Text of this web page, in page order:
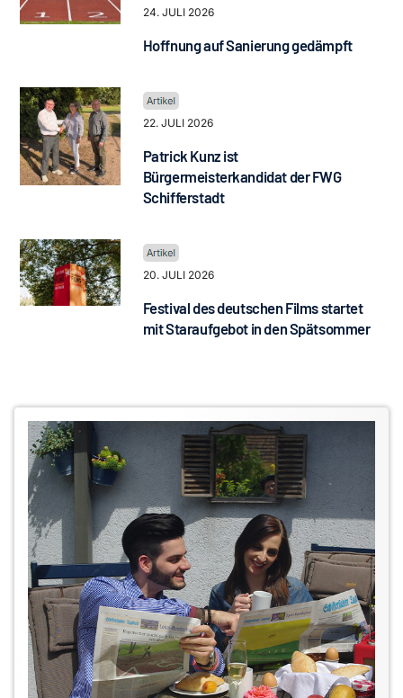
24. JULI 2026
Hoffnung auf Sanierung gedämpft
22. JULI 2026
Patrick Kunz ist
Bürgermeisterkandidat der FWG
Schifferstadt
20. JULI 2026
Festival des deutschen Films startet
mit Staraufgebot in den Spätsommer